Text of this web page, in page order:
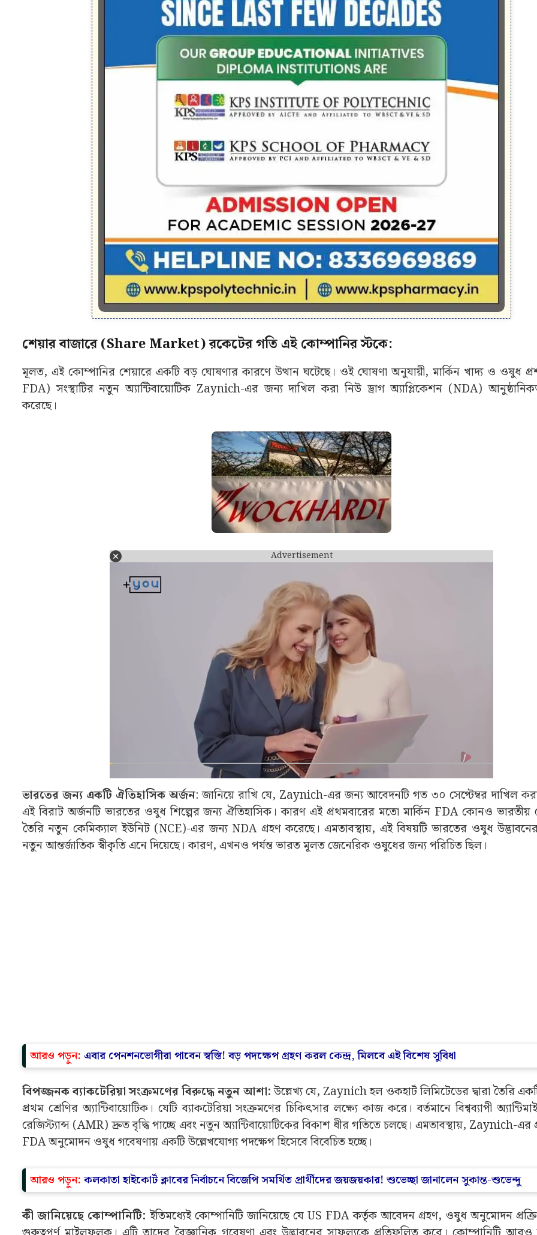
শেয়ার বাজারে (Share Market) রকেটের গতি এই কোম্পানির স্টকে:
মূলত, এই কোম্পানির শেয়ারে একটি বড় ঘোষণার কারণে উত্থান ঘটেছে। ওই ঘোষণা অনুযায়ী, মার্কিন খাদ্য ও ওষুধ
FDA) সংস্থাটির নতুন অ্যান্টিবায়োটিক Zaynich-এর জন্য দাখিল করা নিউ ড্রাগ অ্যাপ্লিকেশন (NDA)
Advertisement